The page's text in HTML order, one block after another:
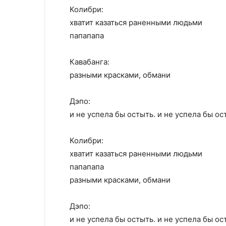
Колибри:
хватит казаться раненными людьми
папапапа
Кавабанга:
разными красками, обмани
Дэпо:
и не успела бы остыть. и не успела бы
Колибри:
хватит казаться раненными людьми
папапапа
разными красками, обмани
Дэпо:
и не успела бы остыть. и не успела бы